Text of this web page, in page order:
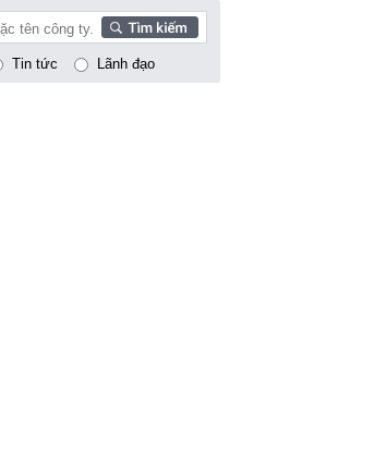
Tin tức Lãnh đạo